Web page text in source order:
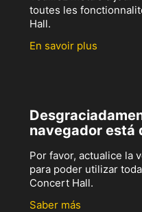
toutes les
Hall.
En savoir plus
navegador está
Por favor, actualice la
para poder utilizar
Concert Hall.
Saber más